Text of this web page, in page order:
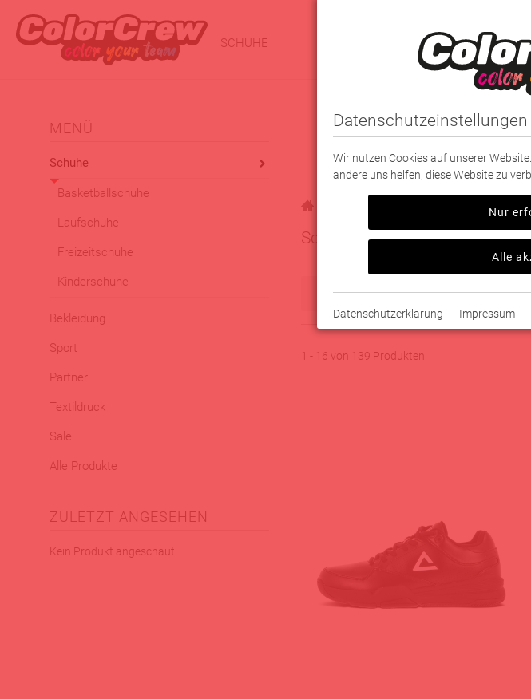
SCHUHE SPORT
MENÜ
Schuhe
Basketballschuhe
Laufschuhe
Freizeitschuhe
Kinderschuhe
Bekleidung
Sport
Partner
Textildruck
Sale
Alle Produkte
ZULETZT ANGESEHEN
Kein Produkt angeschaut
Schuhe
Filtern
1 - 16 von 139 Produkten
Datenschutzeinstellungen
Wir nutzen Cookies auf unserer
andere uns helfen, diese Website zu
Nur
Alle
Datenschutzerklärung Impressum